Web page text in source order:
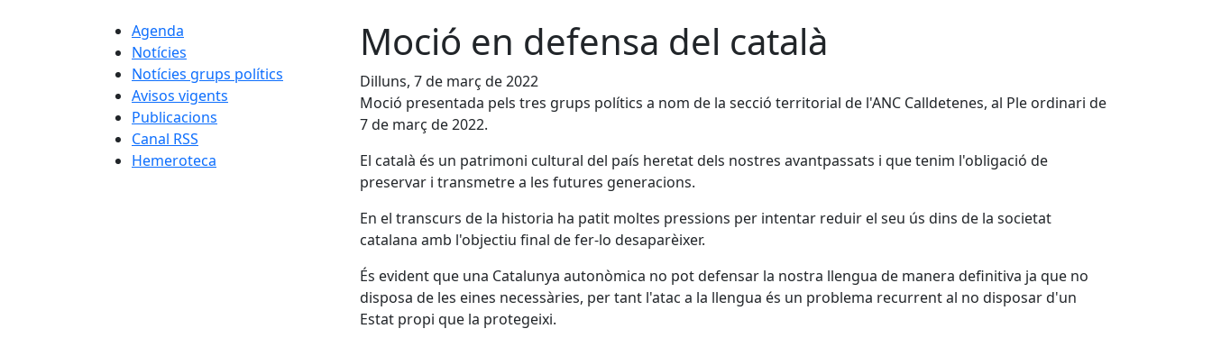
Agenda
Notícies
Notícies grups polítics
Avisos vigents
Publicacions
Canal RSS
Hemeroteca
Moció en defensa del català
Dilluns, 7 de març de 2022
Moció presentada pels tres grups polítics a nom de la secció territorial de l'ANC Calldetenes, al Ple ordinari de
7 de març de 2022.
El català és un patrimoni cultural del país heretat dels nostres avantpassats i que tenim l'obligació de
preservar i transmetre a les futures generacions.
En el transcurs de la historia ha patit moltes pressions per intentar reduir el seu ús dins de la societat
catalana amb l'objectiu final de fer-lo desaparèixer.
És evident que una Catalunya autonòmica no pot defensar la nostra llengua de manera definitiva ja que no
disposa de les eines necessàries, per tant l'atac a la llengua és un problema recurrent al no disposar d'un
Estat propi que la protegeixi.